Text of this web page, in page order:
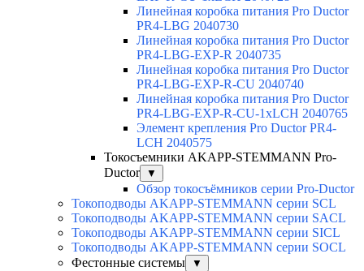
Линейная коробка питания Pro Ductor
PR4-LBG 2040730
Линейная коробка питания Pro Ductor
PR4-LBG-EXP-R 2040735
Линейная коробка питания Pro Ductor
PR4-LBG-EXP-R-CU 2040740
Линейная коробка питания Pro Ductor
PR4-LBG-EXP-R-CU-1xLCH 2040765
Элемент крепления Pro Ductor PR4-
LCH 2040575
Токосъемники AKAPP-STEMMANN Pro-
Ductor
▼
Обзор токосъёмников серии Pro-Ductor
Токоподводы AKAPP-STEMMANN серии SCL
Токоподводы AKAPP-STEMMANN серии SACL
Токоподводы AKAPP-STEMMANN серии SICL
Токоподводы AKAPP-STEMMANN серии SOCL
Фестонные системы
▼